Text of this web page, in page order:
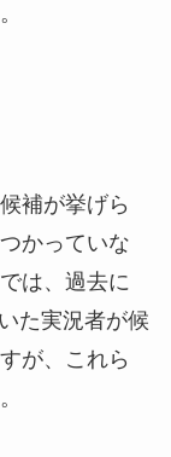
補が挙げら
かっていな
は、過去に
た実況者が候
が、これら